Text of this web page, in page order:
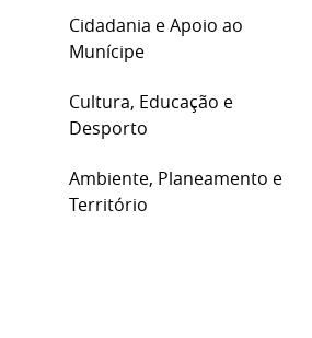
Cidadania e Apoio ao
Munícipe
Cultura, Educação e
Desporto
Ambiente, Planeamento e
Território